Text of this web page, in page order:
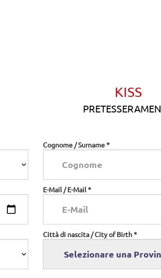
KISS
Cognome / Surname *
E-Mail / E-Mail *
Città di nascita / City of Birth *